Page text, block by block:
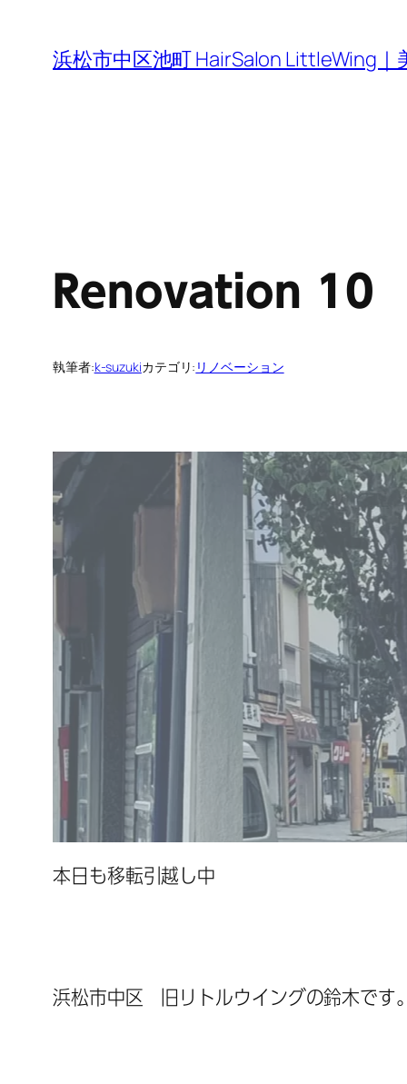
浜松市中区池町 HairSalon LittleWing
Renovation 10
執筆者:k-suzukiカテゴリ: リノベーション
本日も移転引越し中
浜松市中区 旧リトルウイングの鈴木です